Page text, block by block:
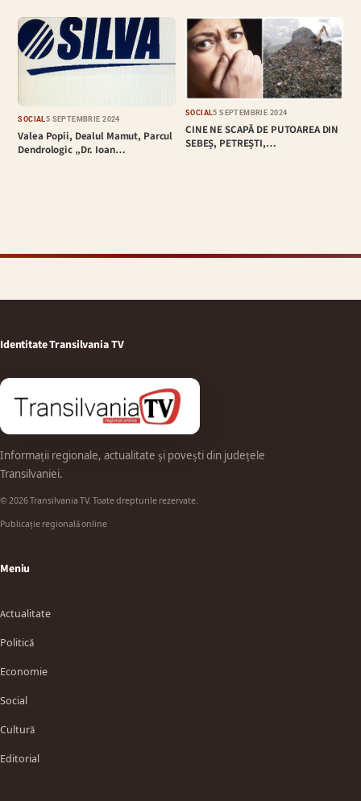
SOCIAL5 SEPTEMBRIE 2024
Valea Popii, Dealul Mamut, Parcul
Dendrologic „Dr. Ioan…
SOCIAL5 SEPTEMBRIE 2024
CINE NE SCAPĂ DE PUTOAREA DIN
SEBEȘ, PETREȘTI,…
Identitate Transilvania TV
Informații regionale, actualitate și povești din județele
Transilvaniei.
© 2026 Transilvania TV. Toate drepturile rezervate.
Publicație regională online
Meniu
Actualitate
Politică
Economie
Social
Cultură
Editorial